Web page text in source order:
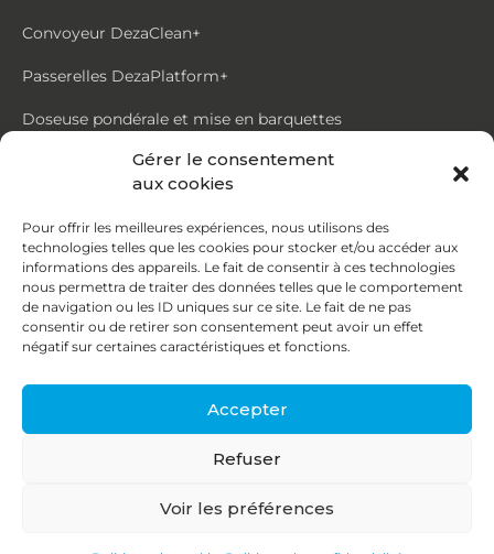
Gérer le consentement
aux cookies
Pour offrir les meilleures expériences, nous utilisons des
technologies telles que les cookies pour stocker et/ou accéder aux
informations des appareils. Le fait de consentir à ces technologies
nous permettra de traiter des données telles que le comportement
de navigation ou les ID uniques sur ce site. Le fait de ne pas
consentir ou de retirer son consentement peut avoir un effet
négatif sur certaines caractéristiques et fonctions.
Accepter
Refuser
Voir les préférences
Convoyeur DezaClean+
Passerelles DezaPlatform+
Doseuse pondérale et mise en barquettes
Trémie mouvante DezaMouv+
Contact
87, rue du Ruisseau
38070 St Quentin Fallavier
contact@deza.fr